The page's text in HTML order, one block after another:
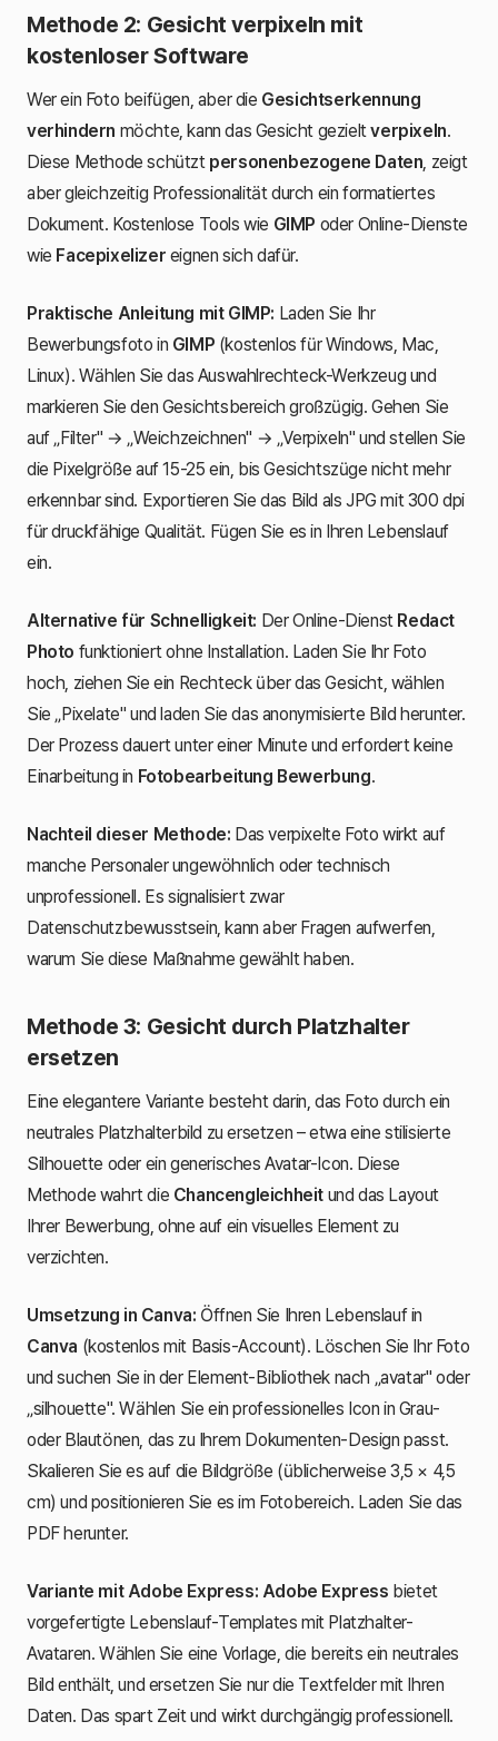
Methode 2: Gesicht verpixeln mit
kostenloser Software
Wer ein Foto beifügen, aber die Gesichtserkennung
verhindern möchte, kann das Gesicht gezieltverpixeln.
Diese Methode schützt personenbezogene Daten, zeigt
aber gleichzeitig Professionalität durch ein formatiertes
Dokument. Kostenlose Tools wie GIMP oder Online-Dienste
wie Facepixelizer eignen sich dafür.
Praktische Anleitung mit GIMP: Laden Sie Ihr
Bewerbungsfoto in GIMP (kostenlos für Windows, Mac,
Linux). Wählen Sie das Auswahlrechteck-Werkzeug und
markieren Sie den Gesichtsbereich großzügig. Gehen Sie
auf „Filter" → „Weichzeichnen" → „Verpixeln" und stellen Sie
die Pixelgröße auf 15-25 ein, bis Gesichtszüge nicht mehr
erkennbar sind. Exportieren Sie das Bild als JPG mit 300 dpi
für druckfähige Qualität. Fügen Sie es in Ihren Lebenslauf
ein.
Alternative für Schnelligkeit: Der Online-Dienst Redact
Photo funktioniert ohne Installation. Laden Sie Ihr Foto
hoch, ziehen Sie ein Rechteck über das Gesicht, wählen
Sie „Pixelate" und laden Sie das anonymisierte Bild herunter.
Der Prozess dauert unter einer Minute und erfordert keine
Einarbeitung in Fotobearbeitung Bewerbung.
Nachteil dieser Methode: Das verpixelte Foto wirkt auf
manche Personaler ungewöhnlich oder technisch
unprofessionell. Es signalisiert zwar
Datenschutzbewusstsein, kann aber Fragen aufwerfen,
warum Sie diese Maßnahme gewählt haben.
Methode 3: Gesicht durch Platzhalter
ersetzen
Eine elegantere Variante besteht darin, das Foto durch ein
neutrales Platzhalterbild zu ersetzen – etwa eine stilisierte
Silhouette oder ein generisches Avatar-Icon. Diese
Methode wahrt die Chancengleichheit und das Layout
Ihrer Bewerbung, ohne auf ein visuelles Element zu
verzichten.
Umsetzung in Canva: Öffnen Sie Ihren Lebenslauf in
Canva (kostenlos mit Basis-Account). Löschen Sie Ihr Foto
und suchen Sie in der Element-Bibliothek nach „avatar" oder
„silhouette". Wählen Sie ein professionelles Icon in Grau-
oder Blautönen, das zu Ihrem Dokumenten-Design passt.
Skalieren Sie es auf die Bildgröße (üblicherweise 3,5 × 4,5
cm) und positionieren Sie es im Fotobereich. Laden Sie das
PDF herunter.
Variante mit Adobe Express: Adobe Express bietet
vorgefertigte Lebenslauf-Templates mit Platzhalter-
Avataren. Wählen Sie eine Vorlage, die bereits ein neutrales
Bild enthält, und ersetzen Sie nur die Textfelder mit Ihren
Daten. Das spart Zeit und wirkt durchgängig professionell.